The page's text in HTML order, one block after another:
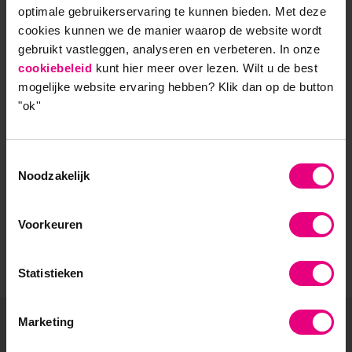
optimale gebruikerservaring te kunnen bieden. Met deze
cookies kunnen we de manier waarop de website wordt
gebruikt vastleggen, analyseren en verbeteren. In onze
cookiebeleid kunt hier meer over lezen. Wilt u de best
mogelijke website ervaring hebben? Klik dan op de button
"ok''
Noodzakelijk
Voorkeuren
Statistieken
Marketing
- Opleider sinds 1988
- Gelieerd aan de RUG
- Faculteit overstijgend
- Praktijkgericht en persoonlijk